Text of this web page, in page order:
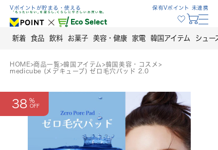
Skip
content
Vポイントが貯まる・使える 保有Vポイント 未連携
新着 食品 飲料 お菓子 美容・健康 家電 韓国アイテム シュー
HOME>商品一覧>韓国アイテム>韓国美容・コスメ >
medicube (メデキューブ) ゼロ毛穴パッド 2.0
38